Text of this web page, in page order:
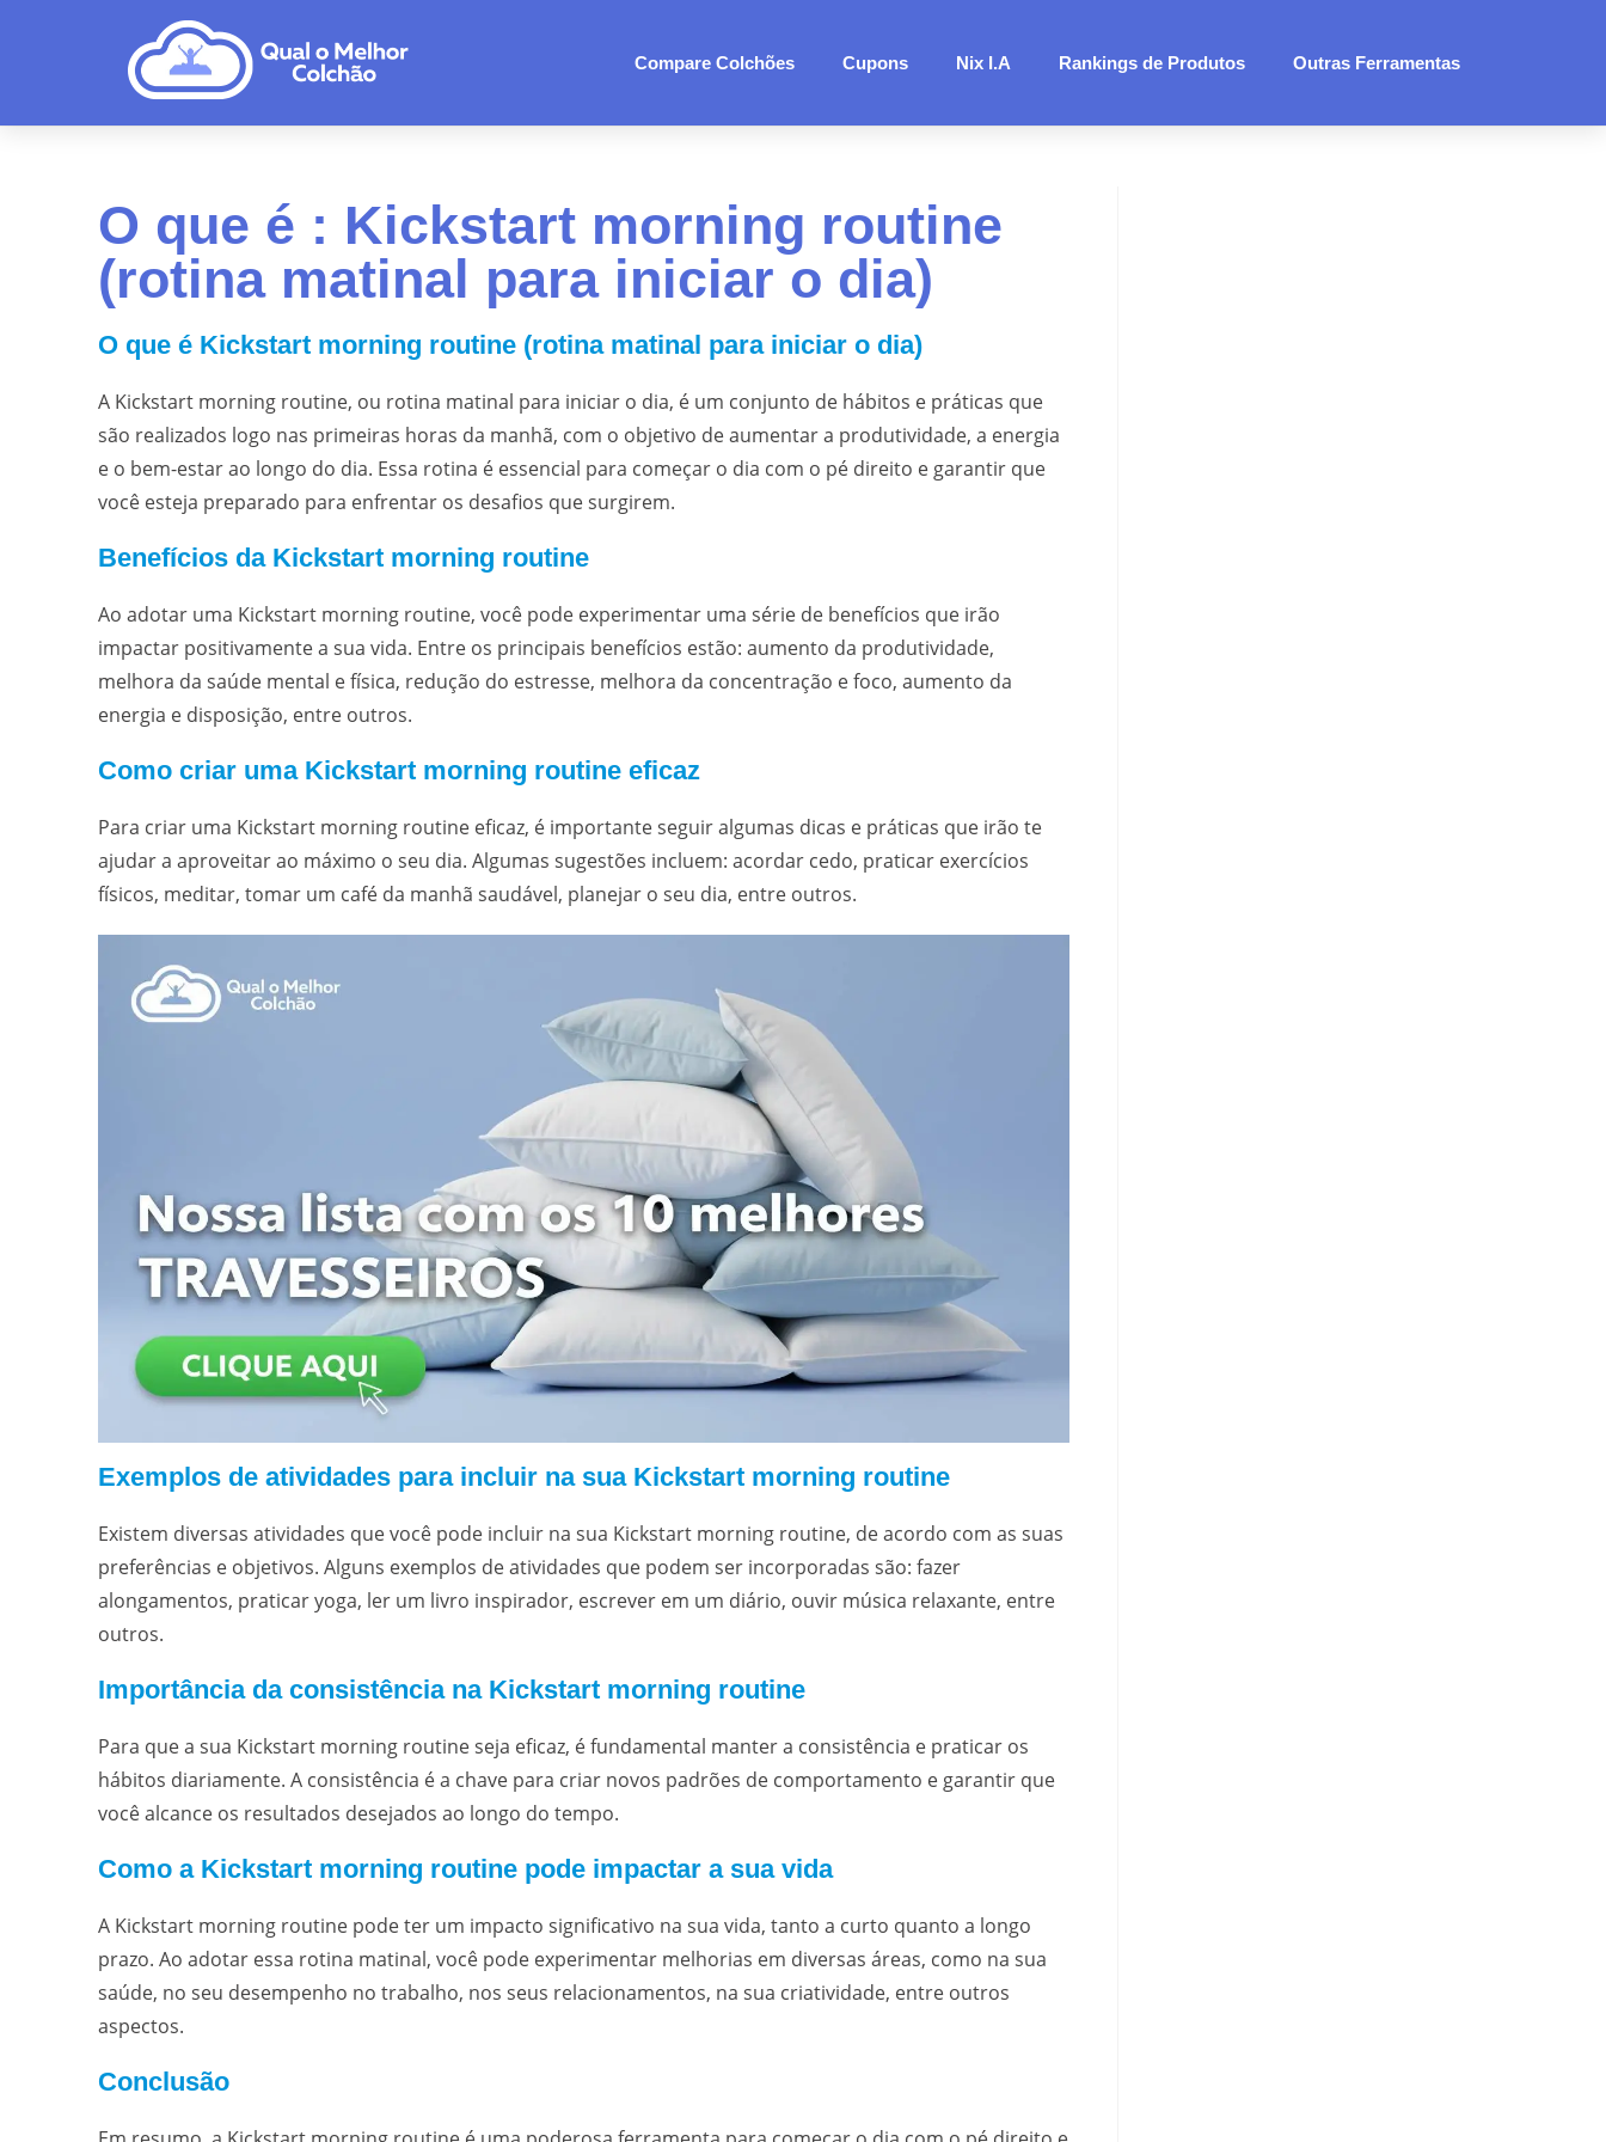
Compare Colchões Cupons Nix I.A Rankings de Produtos Outras Ferramentas
O que é : Kickstart morning routine
(rotina matinal para iniciar o dia)
O que é Kickstart morning routine (rotina matinal para iniciar o dia)
A Kickstart morning routine, ou rotina matinal para iniciar o dia, é um conjunto de hábitos e práticas que
são realizados logo nas primeiras horas da manhã, com o objetivo de aumentar a produtividade, a energia
e o bem-estar ao longo do dia. Essa rotina é essencial para começar o dia com o pé direito e garantir que
você esteja preparado para enfrentar os desafios que surgirem.
Benefícios da Kickstart morning routine
Ao adotar uma Kickstart morning routine, você pode experimentar uma série de benefícios que irão
impactar positivamente a sua vida. Entre os principais benefícios estão: aumento da produtividade,
melhora da saúde mental e física, redução do estresse, melhora da concentração e foco, aumento da
energia e disposição, entre outros.
Como criar uma Kickstart morning routine eficaz
Para criar uma Kickstart morning routine eficaz, é importante seguir algumas dicas e práticas que irão te
ajudar a aproveitar ao máximo o seu dia. Algumas sugestões incluem: acordar cedo, praticar exercícios
físicos, meditar, tomar um café da manhã saudável, planejar o seu dia, entre outros.
Exemplos de atividades para incluir na sua Kickstart morning routine
Existem diversas atividades que você pode incluir na sua Kickstart morning routine, de acordo com as suas
preferências e objetivos. Alguns exemplos de atividades que podem ser incorporadas são: fazer
alongamentos, praticar yoga, ler um livro inspirador, escrever em um diário, ouvir música relaxante, entre
outros.
Importância da consistência na Kickstart morning routine
Para que a sua Kickstart morning routine seja eficaz, é fundamental manter a consistência e praticar os
hábitos diariamente. A consistência é a chave para criar novos padrões de comportamento e garantir que
você alcance os resultados desejados ao longo do tempo.
Como a Kickstart morning routine pode impactar a sua vida
A Kickstart morning routine pode ter um impacto significativo na sua vida, tanto a curto quanto a longo
prazo. Ao adotar essa rotina matinal, você pode experimentar melhorias em diversas áreas, como na sua
saúde, no seu desempenho no trabalho, nos seus relacionamentos, na sua criatividade, entre outros
aspectos.
Conclusão